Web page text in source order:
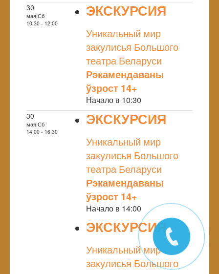
30
мая|Сб
10:30 - 12:00
ЭКСКУРСИЯ
Уникальный мир
закулисья Большого
театра Беларуси
Рэкамендаваны
ўзрост 14+
Начало в 10:30
30
мая|Сб
14:00 - 16:30
ЭКСКУРСИЯ
Уникальный мир
закулисья Большого
театра Беларуси
Рэкамендаваны
ўзрост 14+
Начало в 14:00
ЭКСКУРСИЯ
Уникальный мир
закулисья Большого